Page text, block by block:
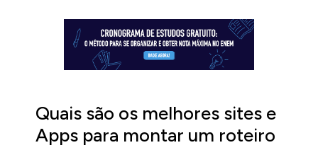
Quais são os melhores sites e
Apps para montar um roteiro